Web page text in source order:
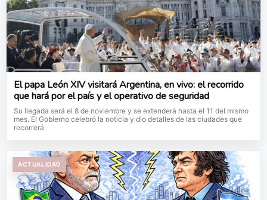
El papa León XIV visitará Argentina, en vivo: el recorrido
que hará por el país y el operativo de seguridad
Su llegada será el 8 de noviembre y se extenderá hasta el 11 del mismo
mes. El Gobierno celebró la noticia y dio detalles de las ciudades que
recorrerá
ACTUALIDAD